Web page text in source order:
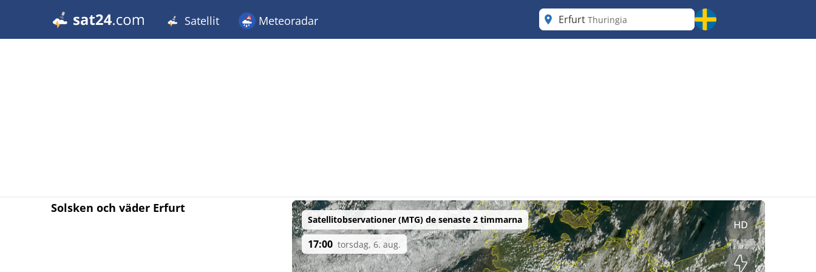
Satellit Meteoradar Erfurt Thuringia
Solsken och väder Erfurt
Satellitobservationer (MTG) de senaste 2 timmarna
17:00 torsdag, 6. aug.